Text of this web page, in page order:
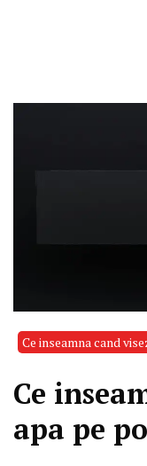
Ce inseamna cand
Ce
apa pe